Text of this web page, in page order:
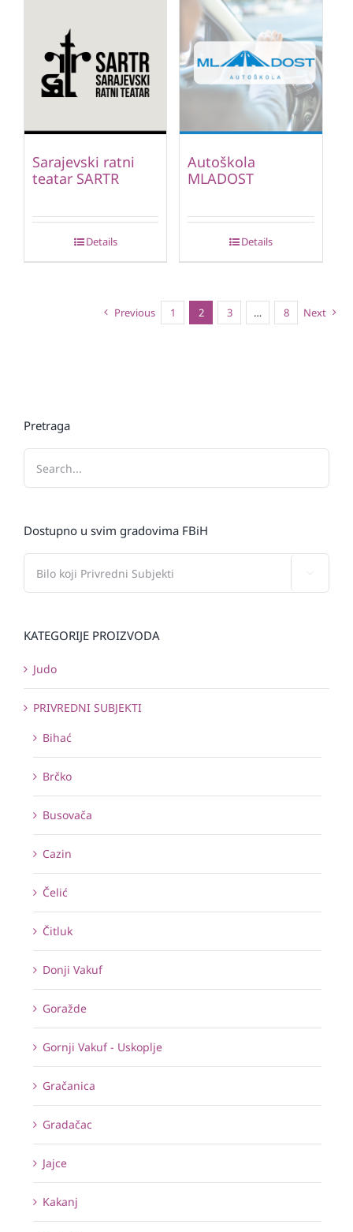
Sarajevski ratni
teatar SARTR
Details
Autoškola
MLADOST
Details
Previous 1 2 3 … 8 Next
Pretraga
Dostupno u svim gradovima FBiH
KATEGORIJE PROIZVODA
Judo
PRIVREDNI SUBJEKTI
Bihać
Brčko
Busovača
Cazin
Čelić
Čitluk
Donji Vakuf
Goražde
Gornji Vakuf - Uskoplje
Gračanica
Gradačac
Jajce
Kakanj